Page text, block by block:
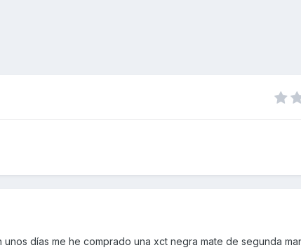
días me he comprado una xct negra mate de segunda